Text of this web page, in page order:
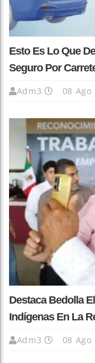
Esto Es Lo Que
Seguro Por
Adm3 08 Ago
Destaca Bedolla
Indígenas En La
Adm3 08 Ago